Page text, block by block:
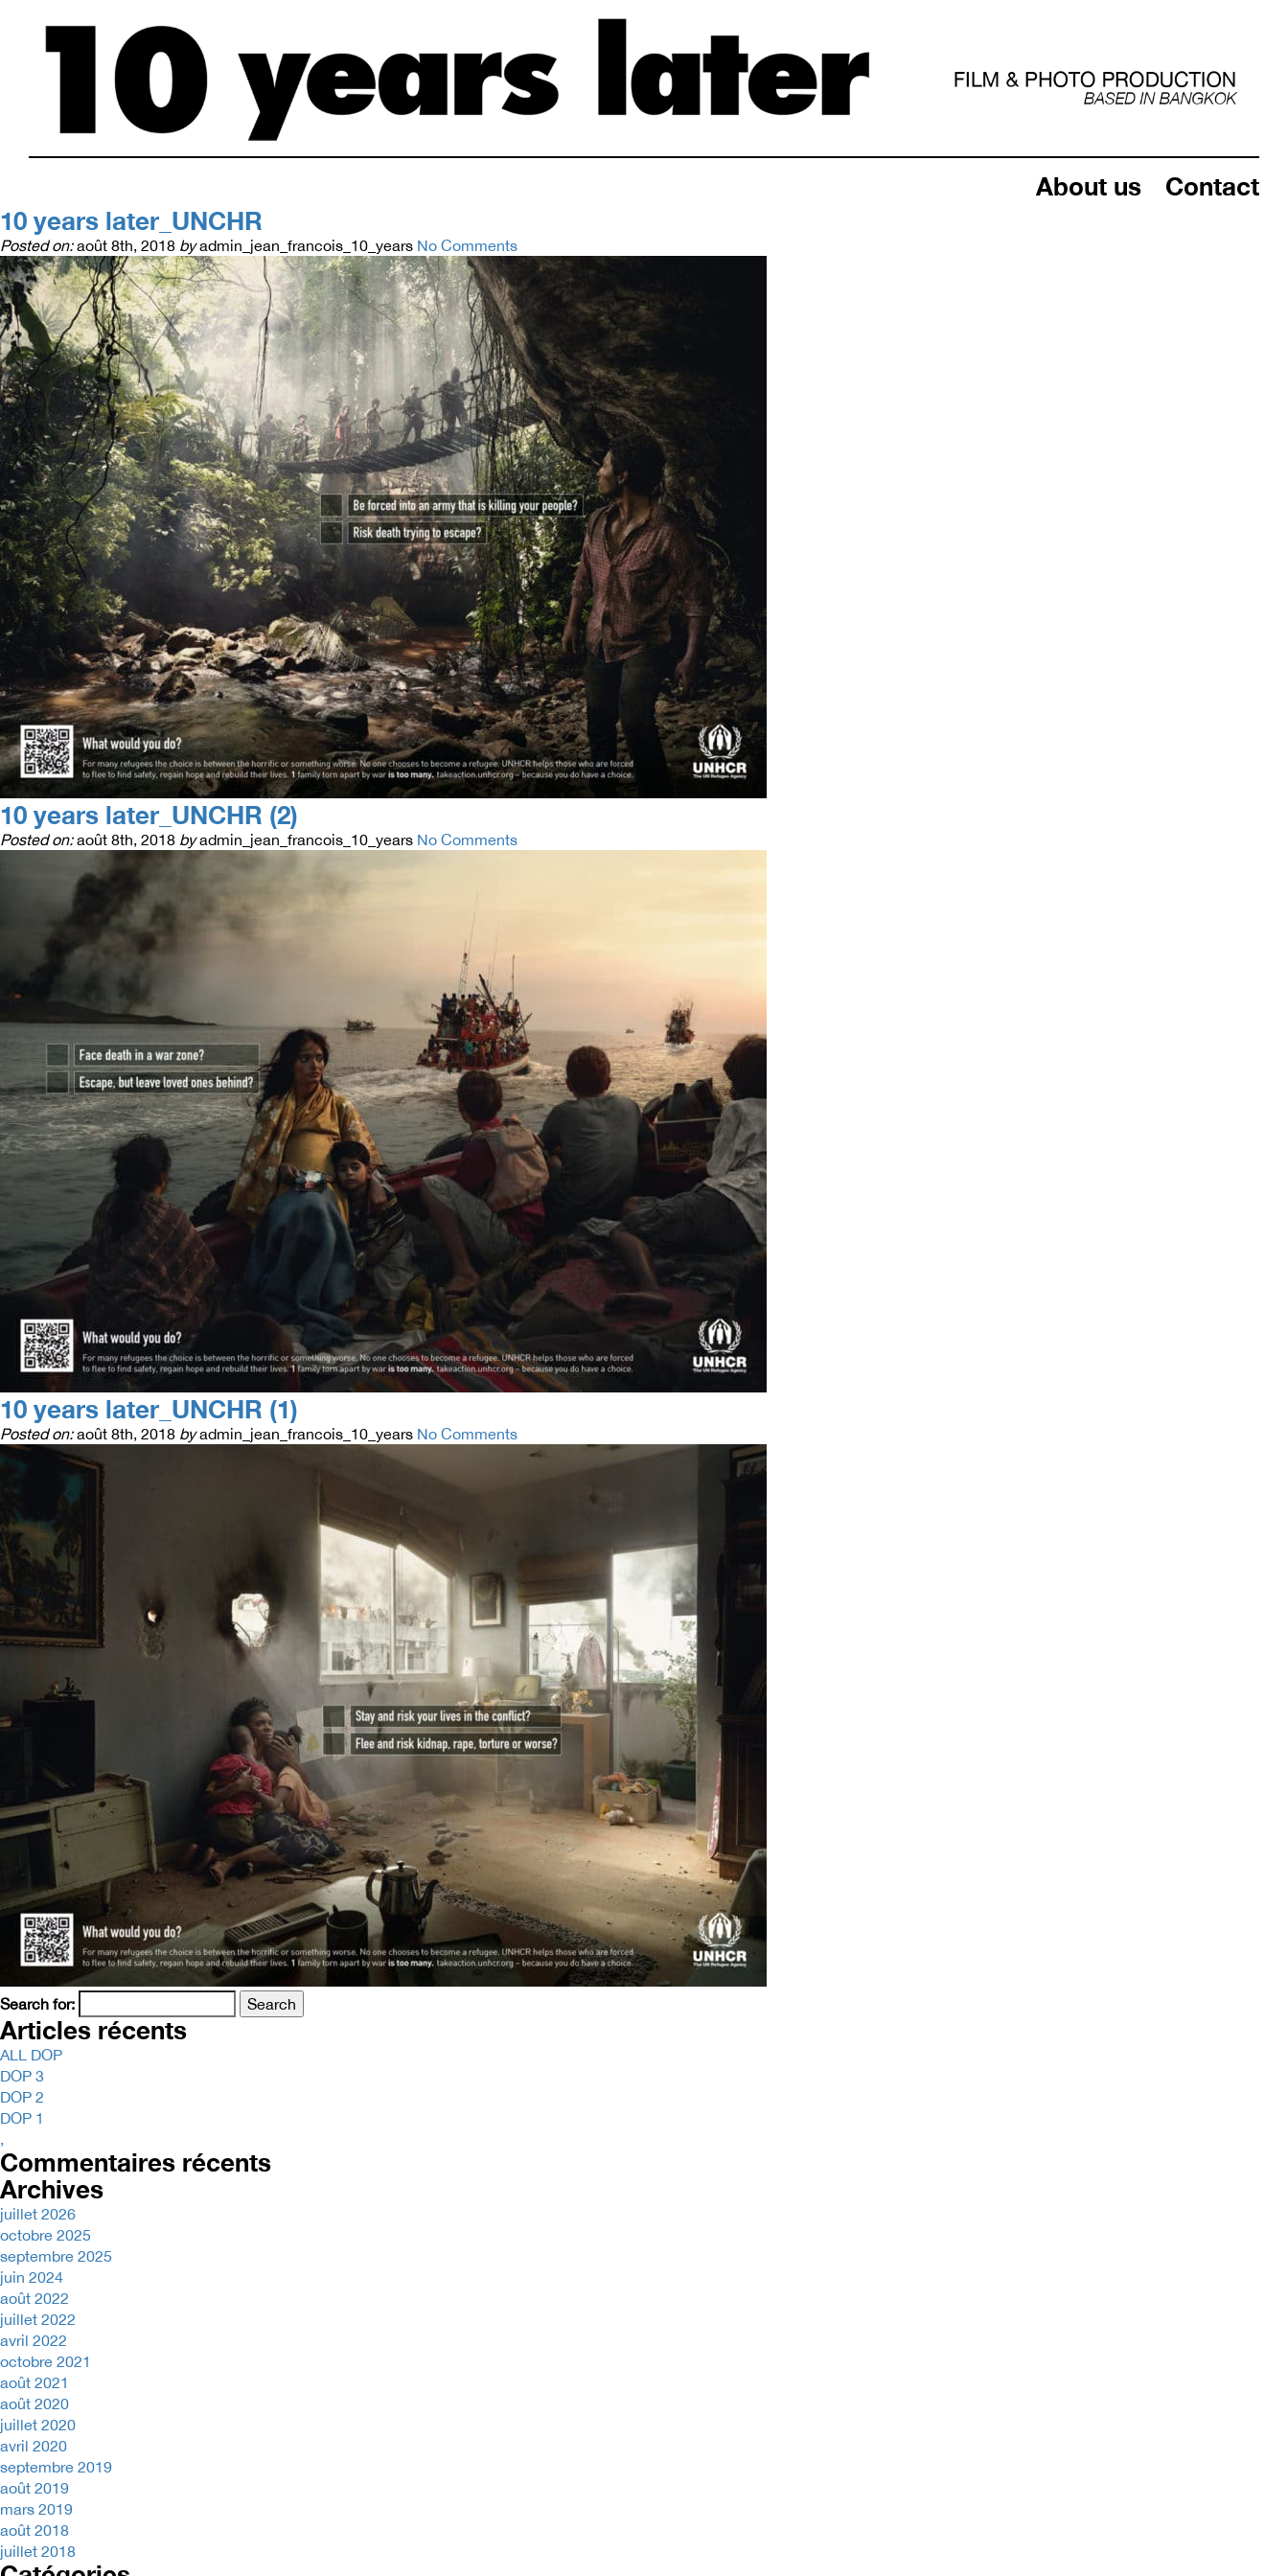
About us
Contact
10 years later_UNCHR
Posted on: août 8th, 2018 by admin_jean_francois_10_years No Comments
10 years later_UNCHR (2)
Posted on: août 8th, 2018 by admin_jean_francois_10_years No Comments
10 years later_UNCHR (1)
Posted on: août 8th, 2018 by admin_jean_francois_10_years No Comments
Search for:
Articles récents
ALL DOP
DOP 3
DOP 2
DOP 1
,
Commentaires récents
Archives
juillet 2026
octobre 2025
septembre 2025
juin 2024
août 2022
juillet 2022
avril 2022
octobre 2021
août 2021
août 2020
juillet 2020
avril 2020
septembre 2019
août 2019
mars 2019
août 2018
juillet 2018